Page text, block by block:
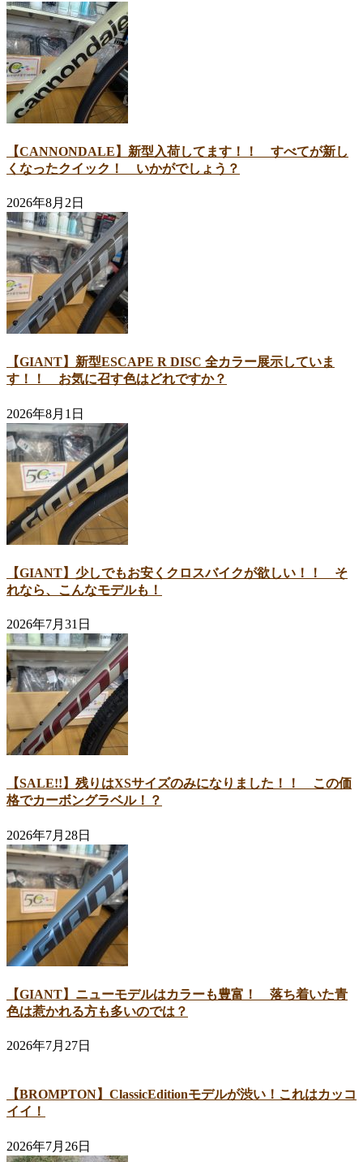
【CANNONDALE】新型入荷してます！！ すべてが新し
くなったクイック！ いかがでしょう？
2026年8月2日
【GIANT】新型ESCAPE R DISC 全カラー展示していま
す！！ お気に召す色はどれですか？
2026年8月1日
【GIANT】少しでもお安くクロスバイクが欲しい！！ そ
れなら、こんなモデルも！
2026年7月31日
【SALE!!】残りはXSサイズのみになりました！！ この価
格でカーボングラベル！？
2026年7月28日
【GIANT】ニューモデルはカラーも豊富！ 落ち着いた青
色は惹かれる方も多いのでは？
2026年7月27日
【BROMPTON】ClassicEditionモデルが渋い！これはカッコ
イイ！
2026年7月26日